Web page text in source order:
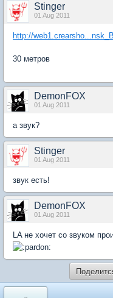
Stinger
01 Aug 2011
http://
30 метров
DemonFOX
01 Aug 2011
а звук?
Stinger
01 Aug 2011
звук есть!
DemonFOX
01 Aug 2011
LA не хочет со звуком